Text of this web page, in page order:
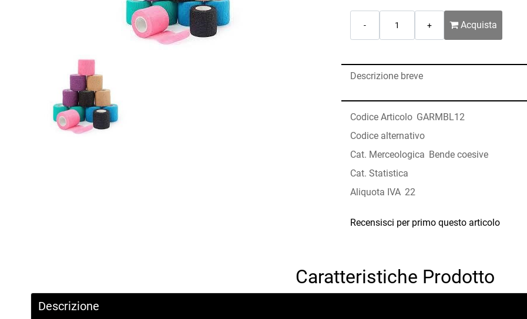
Acquista
Descrizione breve
Codice Articolo GARMBL12
Codice alternativo
Cat. Merceologica Bende coesive
Cat. Statistica
Aliquota IVA 22
Recensisci per primo questo articolo
Caratteristiche Prodotto
Descrizione